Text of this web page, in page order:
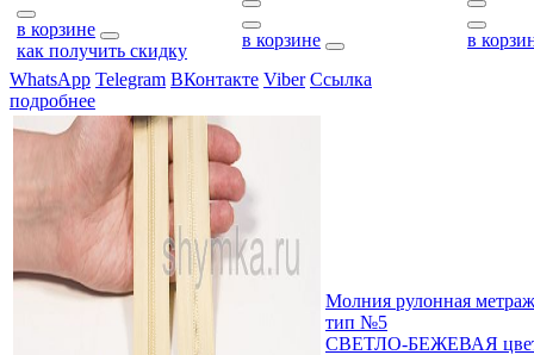
в корзине
как получить скидку
в корзине
в
WhatsApp Telegram ВКонтакте Viber Ссылка
подробнее
Молния рулонная
тип №5
СВЕТЛО-БЕЖЕВАЯ